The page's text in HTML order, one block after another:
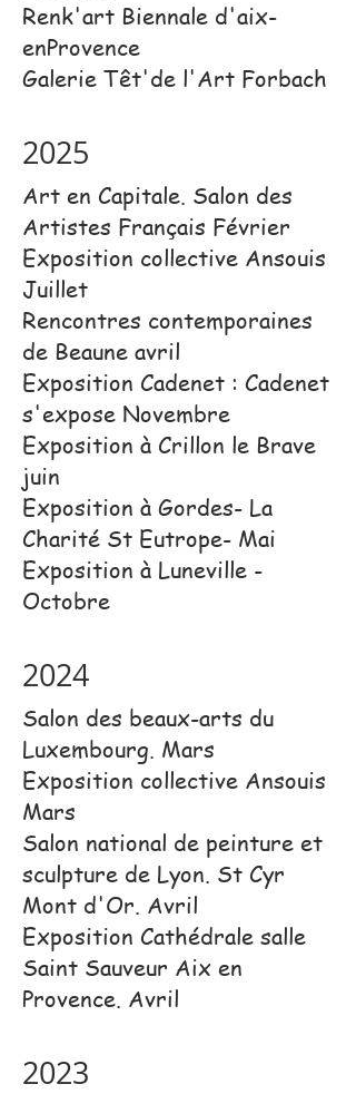
Renk'art Biennale d'aix-
enProvence
Galerie Têt'de l'Art Forbach
2025
Art en Capitale. Salon des
Artistes Français Février
Exposition collective Ansouis
Juillet
Rencontres contemporaines
de Beaune avril
Exposition Cadenet : Cadenet
s'expose Novembre
Exposition à Crillon le Brave
juin
Exposition à Gordes- La
Charité St Eutrope- Mai
Exposition à Luneville -
Octobre
2024
Salon des beaux-arts du
Luxembourg. Mars
Exposition collective Ansouis
Mars
Salon national de peinture et
sculpture de Lyon. St Cyr
Mont d'Or. Avril
Exposition Cathédrale salle
Saint Sauveur Aix en
Provence. Avril
2023